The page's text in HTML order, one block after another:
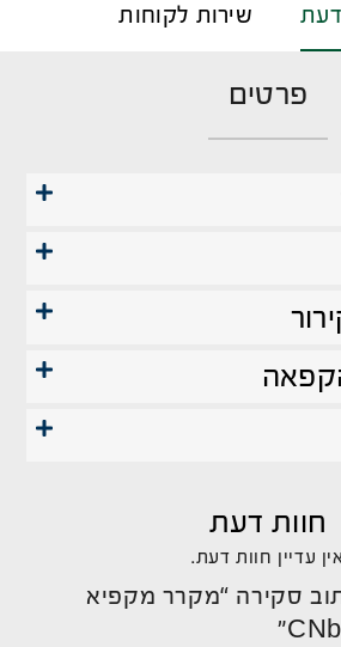
שירות לקוחות
פרטים
חוות דעת
עדיין חוות דעת.
סקירה “מקרר מקפיא